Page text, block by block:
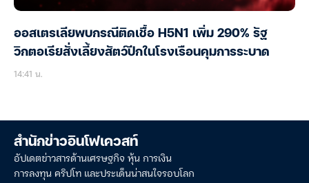
ออสเตรเลียพบกรณีติดเชื้อ H5N1 เพิ่ม 290% รัฐ
วิกตอเรียสั่งเลี้ยงสัตว์ปีกในโรงเรือนคุมการระบาด
14:41 น.
สำนักข่าวอินโฟเควสท์
อัปเดตข่าวสารด้านเศรษฐกิจ หุ้น การเงิน
การลงทุน คริปโท และประเด็นน่าสนใจรอบโลก